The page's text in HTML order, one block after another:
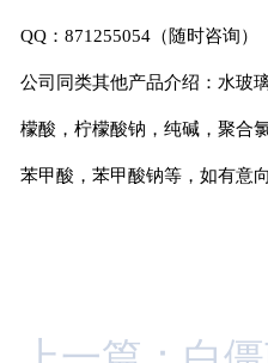
QQ： 871255054（随时咨询）
公司同类其他产品介绍：水玻
檬酸，柠檬酸钠，纯碱，聚合
苯甲酸，苯甲酸钠等，如有意